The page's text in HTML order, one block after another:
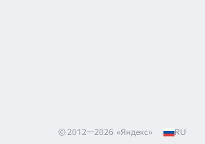
© 2012—2026 «Яндекс» RU